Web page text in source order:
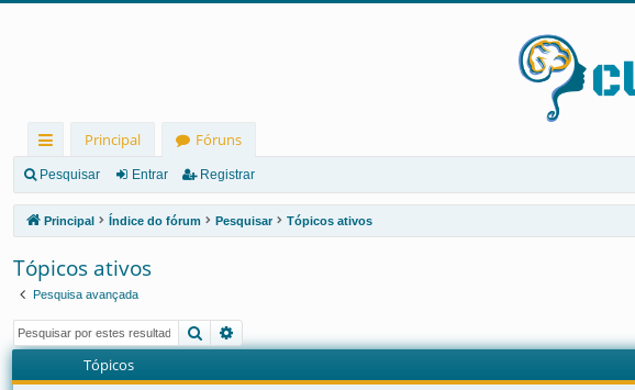
in
ks
rá
pi
os
Principal
Fóruns
Pesquisar Entrar Registrar
Principal Índice do fórum Pesquisar Tópicos ativos
Tópicos ativos
Pesquisa avançada
Pesquisar
Tópicos